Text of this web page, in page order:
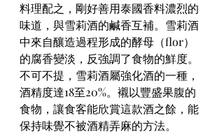
料理配之，剛好善用泰國香料濃烈的
味道，與雪莉酒的鹹香互補。雪莉酒
中來自釀造過程形成的酵母（flor）
的腐香變淡，反強調了食物的鮮度。
不可不提，雪莉酒屬強化酒的一種，
酒精度達18至20%。襯以豐盛果腹的
食物，讓食客能欣賞這款酒之餘，能
保持味覺不被酒精弄麻的方法。